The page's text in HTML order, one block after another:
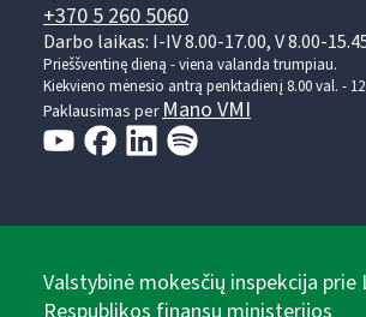
+370 5 260 5060
Darbo laikas: I-IV 8.00-17.00, V 8.00-
Prieššventinę dieną - viena valanda trumpiau.
Kiekvieno mėnesio antrą penktadienį 8.00 val. -
Paklausimas perMano VMI
Valstybinė mokesčių inspekcija prie